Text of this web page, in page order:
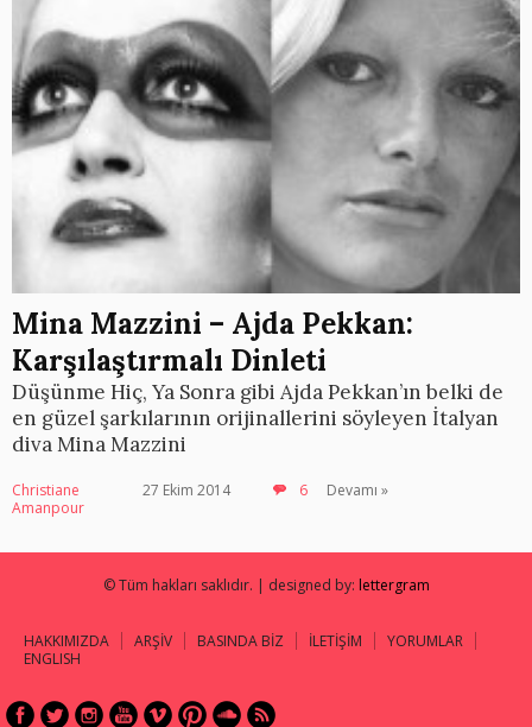
Mina Mazzini – Ajda Pekkan:
Karşılaştırmalı Dinleti
Düşünme Hiç, Ya Sonra gibi Ajda Pekkan’ın belki de
en güzel şarkılarının orijinallerini söyleyen İtalyan
diva Mina Mazzini
Christiane
Amanpour
27 Ekim 2014 6 Devamı »
© Tüm hakları saklıdır. | designed by: lettergram
HAKKIMIZDA ARŞİV BASINDA BİZ İLETİŞİM
YORUMLAR
ENGLISH